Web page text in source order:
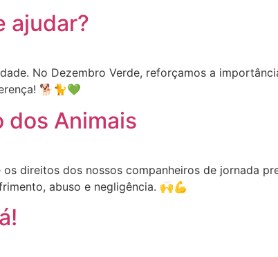
ajudar?
No Dezembro Verde, reforçamos a
🐕🐈💚
dos Animais
direitos dos nossos companheiros de jornada
abuso e negligência. 🙌💪